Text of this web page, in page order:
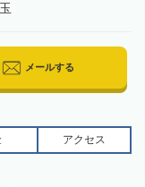
メールする
アクセス